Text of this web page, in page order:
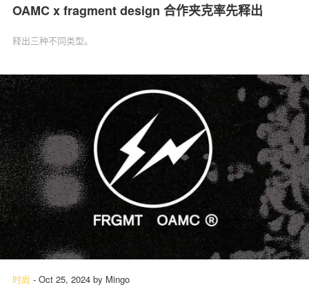
OAMC x fragment design 合作夹克率先释出
释出三种不同类型。
时尚 - Oct 25, 2024 by Mingo